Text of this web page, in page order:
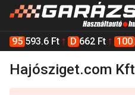
95 593.6 Ft D 662 Ft 100
Hajósziget.com Kft